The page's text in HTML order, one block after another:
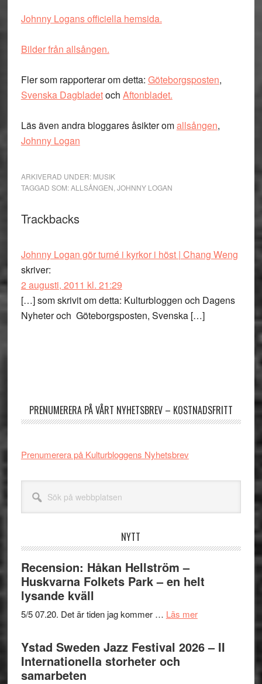
Johnny Logans officiella hemsida.
Bilder från allsången.
Fler som rapporterar om detta: Göteborgsposten,
Svenska Dagbladetoch Aftonbladet.
Läs även andra bloggares åsikter omallsången,
Johnny Logan
ARKIVERAD UNDER: MUSIK
TAGGAD SOM:ALLSÅNGEN JOHNNY LOGAN
Läsarkommentarer
Trackbacks
Johnny Logan gör turné i kyrkor i höst | Chang Weng
skriver:
2 augusti, 2011 kl. 21:29
[…] som skrivit om detta: Kulturbloggen och Dagens
Nyheter och Göteborgsposten, Svenska […]
PRENUMERERA PÅ VÅRT NYHETSBREV – KOSTNADSFRITT
Prenumerera på Kulturbloggens Nyhetsbrev
webbplatsen
NYTT
Recension: Håkan Hellström –
Huskvarna Folkets Park – en helt
lysande kväll
5/5 07.20. Det är tiden jag kommer … Läs merom
Håkan
Hellström
Ystad Sweden Jazz Festival 2026 – II
Internationella storheter och
samarbeten